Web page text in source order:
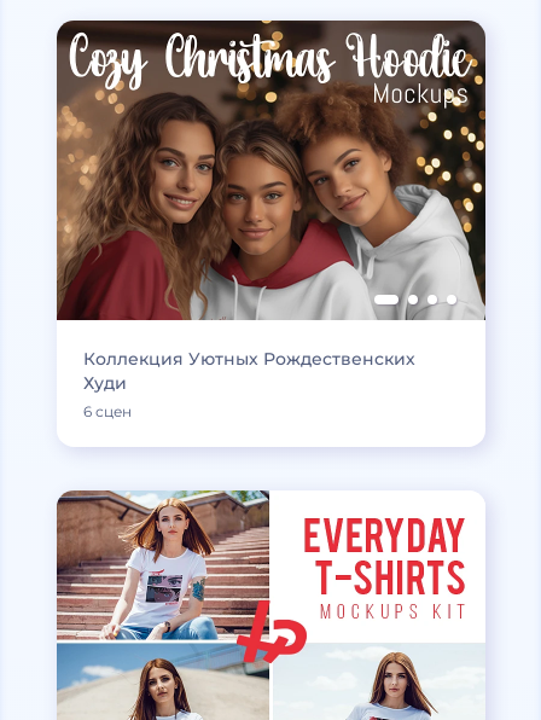
Коллекция Уютных Рождественских
Худи
6 сцен